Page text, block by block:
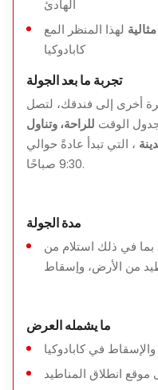
الهدايا التذكارية الاختيارية
المصروفات الشخصية
المناطيد من الأرض هذه؟
أو يفضلون عدم
الطيران
صباحية مريحة
في التقاط صور للمناطيد
في الطيران
شروق الشمس في كابادوكيا
وبداية مريحة ليومك في
الهادئ
لهذا المنظر المع Iconic في
كابادوكيا
تجربة ما بعد الجولة
أخرى إلى فندقك، لتصل
الوقت للراحة، وتناول
، التي تبدأ عادةً حوالي
9:30 صباحًا.
مدة الجولة
بما في ذلك استلام من
ما يشمله العرض
في كابادوكيا
موقع انطلاق المناطيد